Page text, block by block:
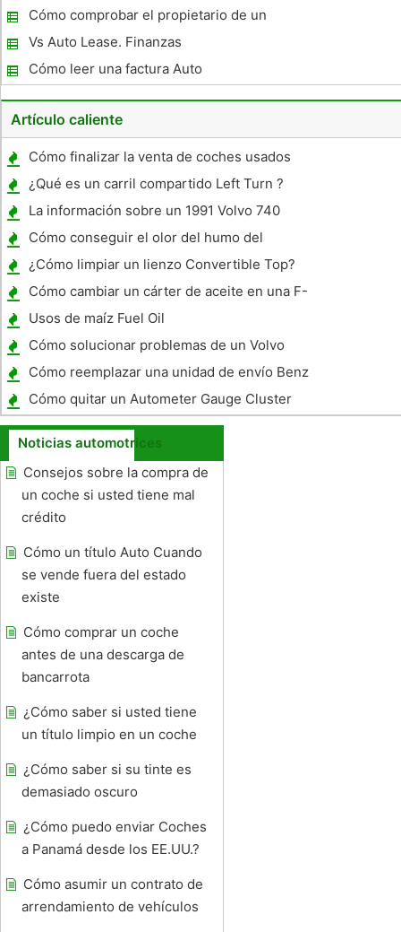
Cómo comprobar el propietario de un
Florida Tag coche
Vs Auto Lease. Finanzas
Cómo leer una factura Auto
Artículo caliente
Cómo finalizar la venta de coches usados ​​
en Massachusetts
¿Qué es un carril compartido Left Turn ?
La información sobre un 1991 Volvo 740
Cómo conseguir el olor del humo del
cigarrillo fuera de un coche
¿Cómo limpiar un lienzo Convertible Top?
Cómo cambiar un cárter de aceite en una F-
350
Usos de maíz Fuel Oil
Cómo solucionar problemas de un Volvo
S40 Turbo
Cómo reemplazar una unidad de envío Benz
C230 Fuel 1999
Cómo quitar un Autometer Gauge Cluster
Noticias automotrices
Consejos sobre la compra de
un coche si usted tiene mal
crédito
Cómo un título Auto Cuando
se vende fuera del estado
existe
Cómo comprar un coche
antes de una descarga de
bancarrota
¿Cómo saber si usted tiene
un título limpio en un coche
¿Cómo saber si su tinte es
demasiado oscuro
¿Cómo puedo enviar Coches
a Panamá desde los EE.UU.?
Cómo asumir un contrato de
arrendamiento de vehículos